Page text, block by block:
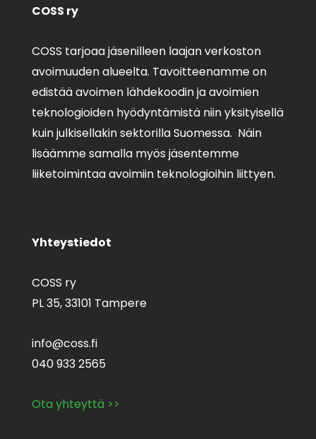
COSS ry
COSS tarjoaa jäsenilleen laajan verkoston
avoimuuden alueelta. Tavoitteenamme on
edistää avoimen lähdekoodin ja avoimien
teknologioiden hyödyntämistä niin yksityisellä
kuin julkisellakin sektorilla Suomessa. Näin
lisäämme samalla myös jäsentemme
liiketoimintaa avoimiin teknologioihin liittyen.
Yhteystiedot
COSS ry
PL 35,33101 Tampere
info@coss.fi
040 933 2565
Ota yhteyttä >>